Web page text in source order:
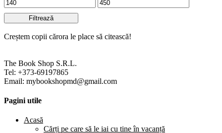
Filtrează
Creștem copii cărora le place să citească!
The Book Shop S.R.L.
Tel: +373-69197865
Email: mybookshopmd@gmail.com
Pagini utile
Acasă
Cărți pe care să le iai cu tine în vacanță